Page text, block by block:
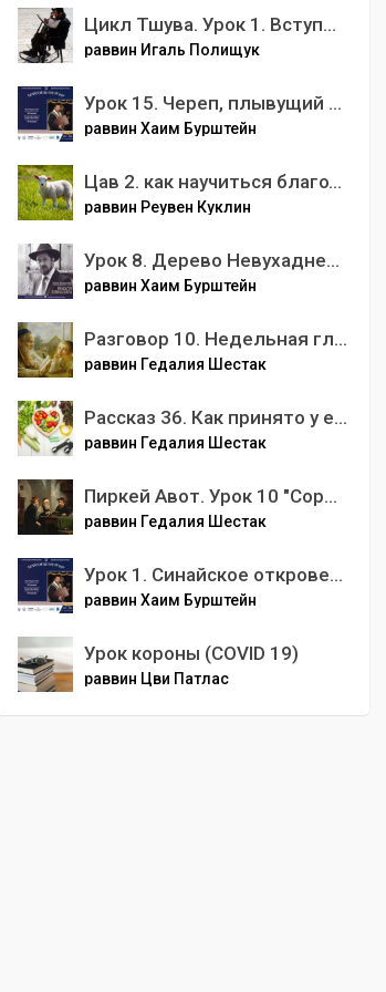
Цикл Тшува. Урок 1. Вступление.
раввин Игаль Полищук
Урок 15. Череп, плывущий по реке времени
раввин Хаим Бурштейн
Цав 2. как научиться благодарности.mp3
раввин Реувен Куклин
Урок 8. Дерево Невухаднецара
раввин Хаим Бурштейн
Разговор 10. Недельная глава Ваэтханан. Мудрость одного слова.
раввин Гедалия Шестак
Рассказ 36. Как принято у евреев относиться к своему здоровью. Все тайны и секреты еврейского здорового образа жизни.
раввин Гедалия Шестак
Пиркей Авот. Урок 10 "Сорокалетия Гиляля".
раввин Гедалия Шестак
Урок 1. Синайское откровение
раввин Хаим Бурштейн
Урок короны (COVID 19)
раввин Цви Патлас